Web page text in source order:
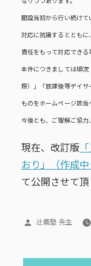
なりつつあります。
開設当初から行い続け
対応に抗議するとともに
責任をもって対応できる
本件につきましては順
際）」「放課後等デイ
ものをホームページ該当
今後とも、ご理解ご協力
現在、改訂版
おり」（作成中
て公開させて頂
投
辻義塾 先生